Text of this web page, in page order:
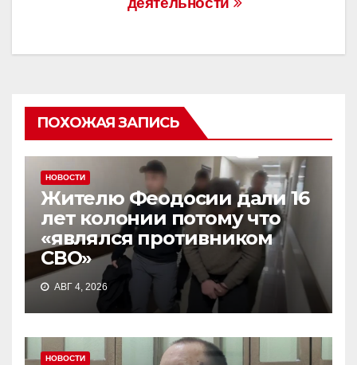
ПОХОЖАЯ ЗАПИСЬ
НОВОСТИ
Жителю Феодосии дали 16
лет колонии потому что
«являлся противником
СВО»
АВГ 4, 2026
НОВОСТИ